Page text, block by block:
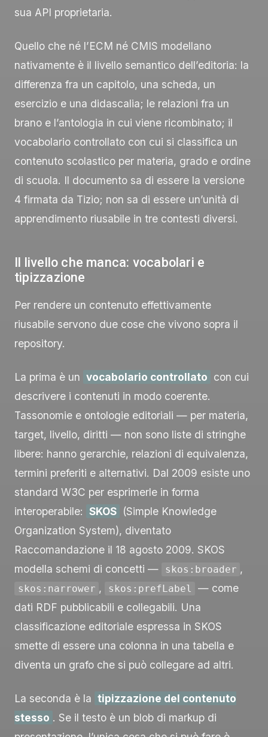
sua API proprietaria.
Quello che né l’ECM né CMIS modellano
nativamente è il livello semantico dell’editoria: la
differenza fra un capitolo, una scheda, un
esercizio e una didascalia; le relazioni fra un
brano e l’antologia in cui viene ricombinato; il
vocabolario controllato con cui si classifica un
contenuto scolastico per materia, grado e ordine
di scuola. Il documento sa di essere la versione
4 firmata da Tizio; non sa di essere un’unità di
apprendimento riusabile in tre contesti diversi.
Il livello che manca: vocabolari e
tipizzazione
Per rendere un contenuto effettivamente
riusabile servono due cose che vivono sopra il
repository.
La prima è un vocabolario controllato con cui
descrivere i contenuti in modo coerente.
Tassonomie e ontologie editoriali — per materia,
target, livello, diritti — non sono liste di stringhe
libere: hanno gerarchie, relazioni di equivalenza,
termini preferiti e alternativi. Dal 2009 esiste uno
standard W3C per esprimerle in forma
interoperabile: SKOS (Simple Knowledge
Organization System), diventato
Raccomandazione il 18 agosto 2009. SKOS
modella schemi di concetti —
skos:broader ,
skos:narrower , skos:prefLabel
— come
dati RDF pubblicabili e collegabili. Una
classificazione editoriale espressa in SKOS
smette di essere una colonna in una tabella e
diventa un grafo che si può collegare ad altri.
La seconda è la tipizzazione del contenuto
stesso . Se il testo è un blob di markup di